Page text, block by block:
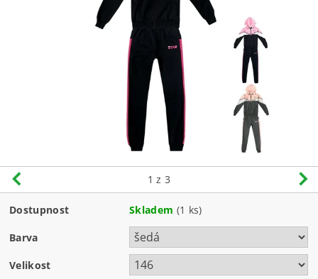
1 z 3
Dostupnost Skladem (1 ks)
Barva
Velikost